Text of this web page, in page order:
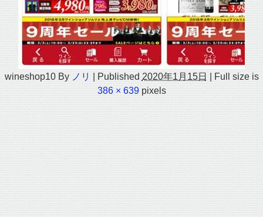
wineshop10 By ノリ | Published 2020年1月15日
Full size is
386 × 639pixels